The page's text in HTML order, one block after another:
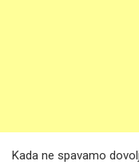
Kada ne spavamo